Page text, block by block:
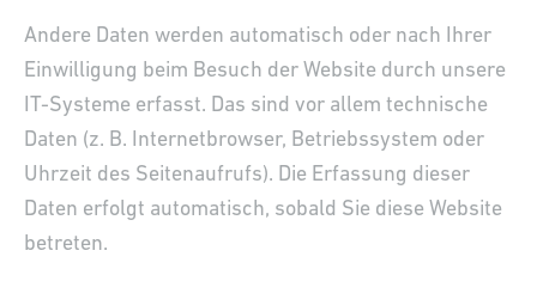
Andere Daten werden automatisch oder nach Ihrer
Einwilligung beim Besuch der Website durch unsere
IT-Systeme erfasst. Das sind vor allem technische
Daten (z. B. Internetbrowser, Betriebssystem oder
Uhrzeit des Seitenaufrufs). Die Erfassung dieser
Daten erfolgt automatisch, sobald Sie diese Website
betreten.